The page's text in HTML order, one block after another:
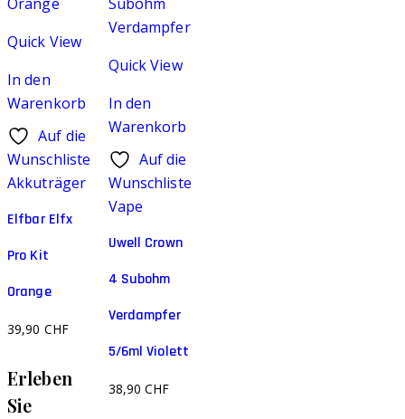
Quick View
In den
Warenkorb
Auf die
Wunschliste
Akkuträger
Elfbar Elfx
Pro Kit
Orange
39,90 CHF
Erleben
Sie
Quick View
In den
Warenkorb
Auf die
Wunschliste
Vape
Uwell Crown
4 Subohm
Verdampfer
5/6ml Violett
38,90CHF